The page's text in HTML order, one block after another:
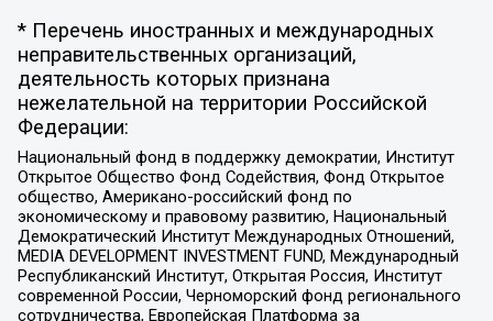
* Перечень иностранных и международных
неправительственных организаций,
деятельность которых признана
нежелательной на территории Российской
Федерации:
Национальный фонд в поддержку демократии, Институт
Открытое Общество Фонд Содействия, Фонд Открытое
общество, Американо-российский фонд по
экономическому и правовому развитию, Национальный
Демократический Институт Международных Отношений,
MEDIA DEVELOPMENT INVESTMENT FUND, Международный
Республиканский Институт, Открытая Россия, Институт
современной России, Черноморский фонд регионального
сотрудничества, Европейская Платформа за